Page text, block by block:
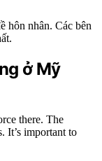
hôn nhân. Các bên
ở Mỹ
there. The
It’s important to